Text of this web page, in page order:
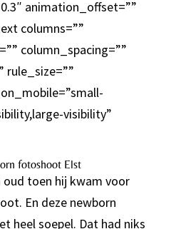
animation_offset=””
columns=””
column_spacing=””
rule_size=””
visibility”
fotoshoot Elst
oud toen hij kwam voor
En deze newborn
heel soepel. Dat had niks